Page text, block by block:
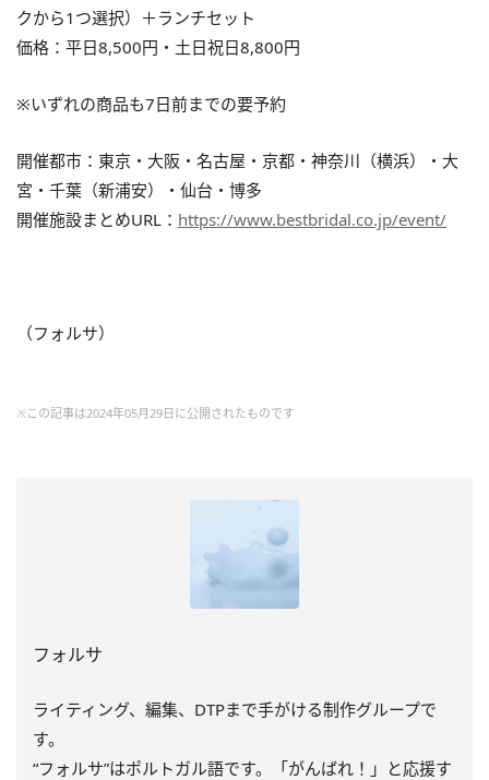
クから1つ選択）＋ランチセット
価格：平日8,500円・土日祝日8,800円
※いずれの商品も7日前までの要予約
開催都市：東京・大阪・名古屋・京都・神奈川（横浜）・大
宮・千葉（新浦安）・仙台・博多
開催施設まとめURL： https://www.bestbridal.co.jp/event/
（フォルサ）
※この記事は2024年05月29日に公開されたものです
フォルサ
ライティング、編集、DTPまで手がける制作グループで
す。
“フォルサ”はポルトガル語です。「がんばれ！」と応援す